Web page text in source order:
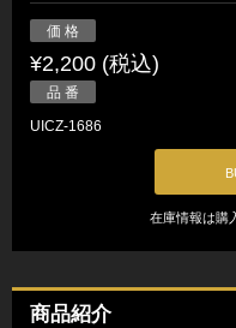
価 格
¥2,200 (税込)
品 番
UICZ-1686
在庫情報は購
商品紹介